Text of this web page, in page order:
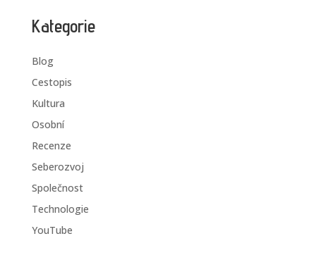
Kategorie
Blog
Cestopis
Kultura
Osobní
Recenze
Seberozvoj
Společnost
Technologie
YouTube